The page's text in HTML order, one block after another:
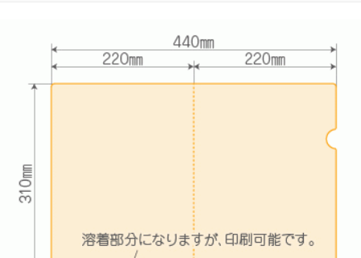
特定商取引に基づく表記
copyright bora-net all rights reserved.